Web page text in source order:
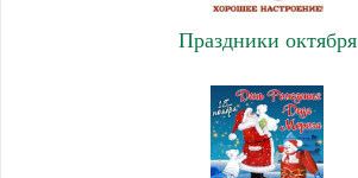
Праздники октября